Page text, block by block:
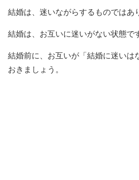
結婚は、迷いながらするものではあ
結婚は、お互いに迷いがない状態で
結婚前に、お互いが「結婚に迷いは
おきましょう。